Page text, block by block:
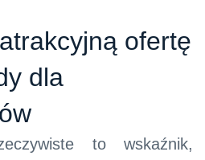
ofertę
dla
to wskaźnik,